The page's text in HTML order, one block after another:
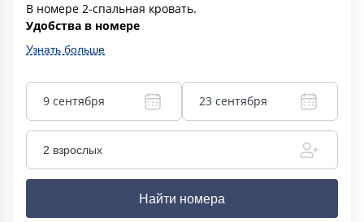
В номере 2-спальная кровать.
Удобства в номере
Узнать больше
9 сентября 23 сентября
2 взрослых
Найти номера